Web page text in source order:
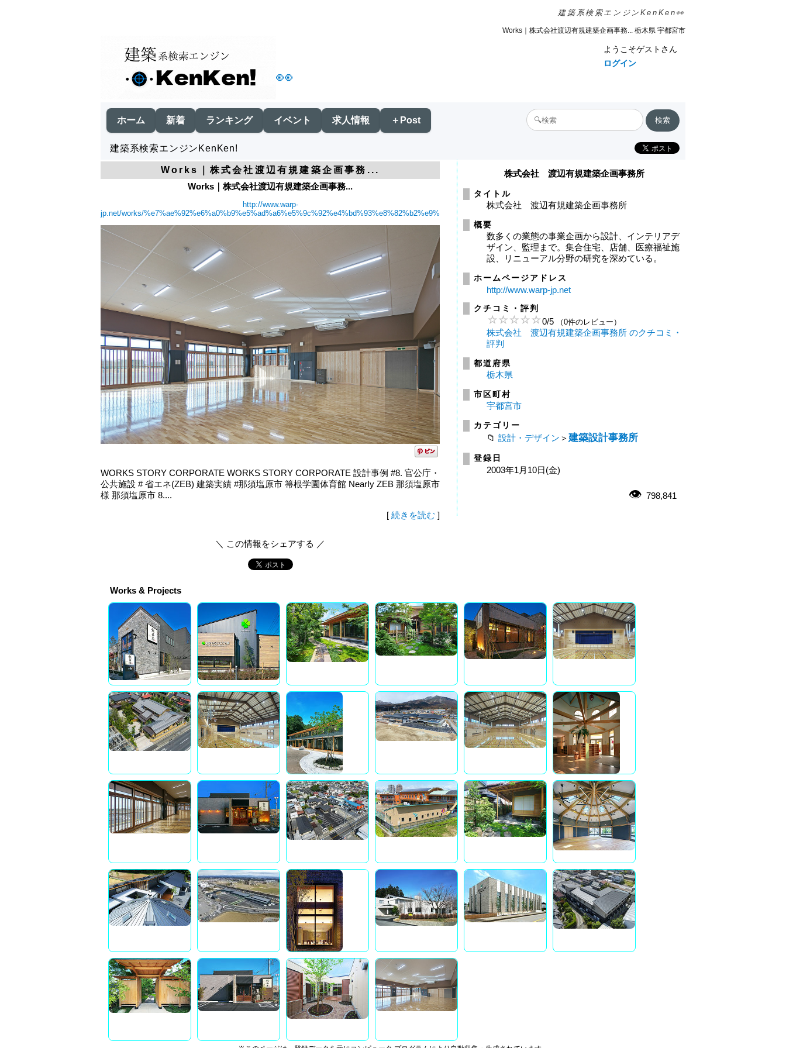
建築系検索エンジンKenKen👀
Works｜株式会社渡辺有規建築企画事務... 栃木県 宇都宮市
👀
ようこそゲストさん
ログイン
ホーム 新着 ランキング イベント 求人情報 ＋Post
建築系検索エンジンKenKen!
Works｜株式会社渡辺有規建築企画事務...
Works｜株式会社渡辺有規建築企画事務...
http://www.warp-
jp.net/works/%e7%ae%92%e6%a0%b9%e5%ad%a6%e5%9c%92%e4%bd%93%e8%82%b2%e9%a4%a8%e3%80%80%e6%94%b9%e4%bf%ae/
WORKS STORY CORPORATE WORKS STORY CORPORATE 設計事例 #8. 官公庁・
公共施設 # 省エネ(ZEB) 建築実績 #那須塩原市 箒根学園体育館 NearIy ZEB 那須塩原市
様 那須塩原市 8....
[ 続きを読む ]
＼ この情報をシェアする ／
株式会社 渡辺有規建築企画事務所
タイトル
株式会社 渡辺有規建築企画事務所
概要
数多くの業態の事業企画から設計、インテリアデ
ザイン、監理まで。集合住宅、店舗、医療福祉施
設、リニューアル分野の研究を深めている。
ホームページアドレス
http://www.warp-jp.net
クチコミ・評判
0/5 （0件のレビュー）
株式会社 渡辺有規建築企画事務所 のクチコミ・
評判
都道府県
栃木県
市区町村
宇都宮市
カテゴリー
設計・デザイン ＞ 建築設計事務所
登録日
2003年1月10日(金)
798,841
Works & Projects